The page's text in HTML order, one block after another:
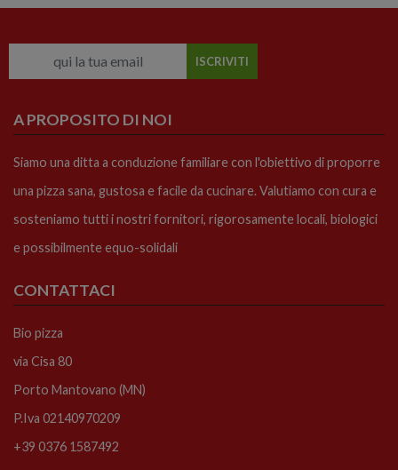
A PROPOSITO DI NOI
Siamo una ditta a conduzione familiare con l'obiettivo di proporre
una pizza sana, gustosa e facile da cucinare. Valutiamo con cura e
sosteniamo tutti i nostri fornitori, rigorosamente locali, biologici
e possibilmente equo-solidali
CONTATTACI
Bio pizza
via Cisa 80
Porto Mantovano (MN)
P.Iva 02140970209
+39 0376 1587492